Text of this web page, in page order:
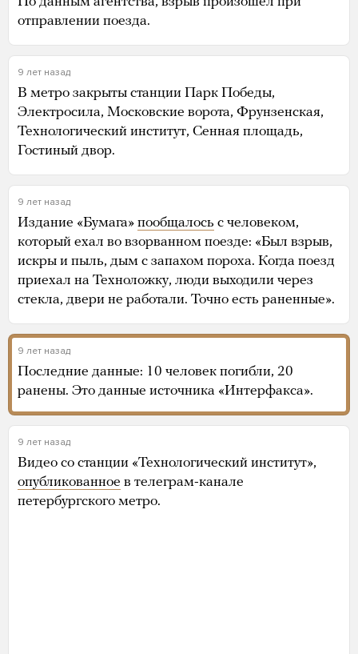
отправлении поезда.
9 лет назад
В метро закрыты станции Парк Победы,
Электросила, Московские ворота, Фрунзенская,
Технологический институт, Сенная площадь,
Гостиный двор.
9 лет назад
Издание «Бумага» пообщалось с человеком,
который ехал во взорванном поезде: «Был взрыв,
искры и пыль, дым с запахом пороха. Когда поезд
приехал на Техноложку, люди выходили через
стекла, двери не работали. Точно есть раненные».
9 лет назад
Последние данные: 10 человек погибли, 20
ранены. Это данные источника «Интерфакса».
9 лет назад
Видео со станции «Технологический институт»,
опубликованное в телеграм-канале
петербургского метро.